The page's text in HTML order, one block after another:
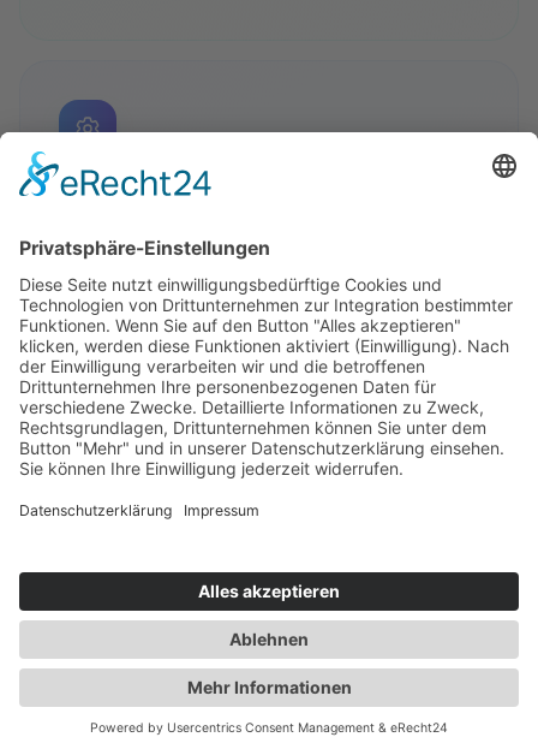
Multi-Step Flows
Erstelle komplexe Automations-Flows mit
Alles per Drag & Drop.
Metered Billing - Zahle nur was du
brauchst
weiter. Extra-Kontakte werden mit nur 0,01€ pro
Kontakt am Monatsende abgerechnet.